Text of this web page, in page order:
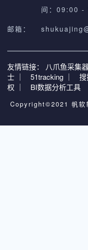
间：09:00 -
邮箱：
友情链接： 八爪鱼采集
士 ｜
51tracking ｜ 搜
权 ｜
BI数据分析工具
Copyright©2021 帆软